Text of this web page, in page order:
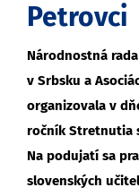
Petrovci
Národnostná
v Srbsku a
organizovala v
ročník Stretnutia
Na podujatí sa
slovenských